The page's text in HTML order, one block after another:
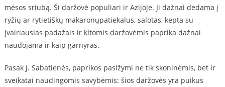
mėsos sriubą. Ši daržovė populiari ir Azijoje. Ji dažnai dedama į
ryžių ar rytietiškų makaronųpatiekalus, salotas, kepta su
įvairiausias padažais ir kitomis daržovėmis paprika dažnai
naudojama ir kaip garnyras.
Pasak J. Sabatienės, paprikos pasižymi ne tik skoninėmis, bet ir
sveikatai naudingomis savybėmis: šios daržovės yra puikus